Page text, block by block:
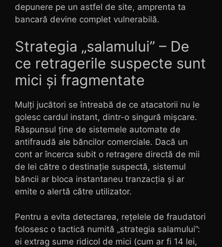
depunere pe un astfel de site, amprenta ta
bancară devine complet vulnerabilă.
Strategia „salamului” – De
ce retragerile suspecte sunt
mici și fragmentate
Mulți jucători se întreabă de ce atacatorii nu le
golesc cardul instant, dintr-o singură mișcare.
Răspunsul ține de sistemele automate de
antifraudă ale băncilor comerciale. Dacă un
cont ar încerca subit o retragere directă de mii
de lei către o destinație suspectă, sistemul
băncii ar bloca instantaneu tranzacția și ar
emite o alertă către utilizator.
Pentru a evita detectarea, rețelele de fraudatori
folosesc o tactică numită „strategia salamului”:
ei extrag sume ridicol de mici (cum ar fi 14 lei,